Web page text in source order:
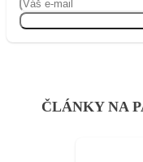
ČLÁNKY NA